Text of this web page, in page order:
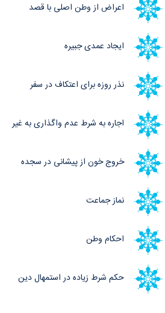
اعراض از وطن اصلی با قصد
ایجاد عمدی جبیره
نذر روزه برای اعتکاف در سفر
اجاره به شرط عدم واگذاری به غیر
خروج خون از پیشانی در سجده
نماز جماعت
احکام وطن
حکم شرط زیاده در استمهال دین